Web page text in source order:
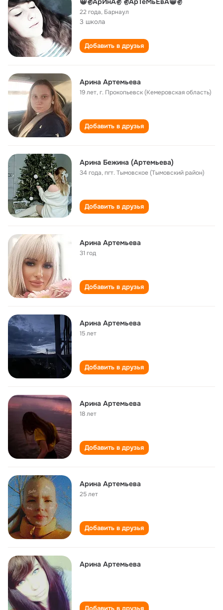
22 года, Барнаул
3 школа
Добавить в друзья
Арина Артемьева
19 лет,г. Прокопьевск (Кемеровская область)
Добавить в друзья
Арина Бежина (Артемьева)
34 года,пгт. Тымовское (Тымовский район)
Добавить в друзья
Арина Артемьева
31 год
Добавить в друзья
Арина Артемьева
15 лет
Добавить в друзья
Арина Артемьева
18 лет
Добавить в друзья
Арина Артемьева
25 лет
Добавить в друзья
Арина Артемьева
Добавить в друзья